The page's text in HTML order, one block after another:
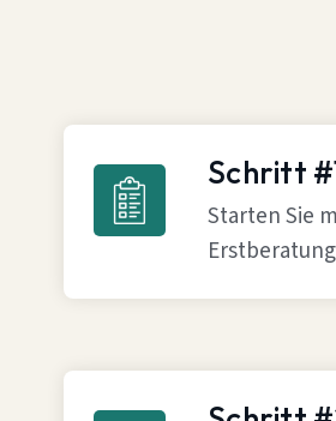
Schritt
Starten Sie